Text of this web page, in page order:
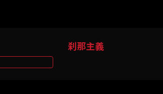
刹那主義